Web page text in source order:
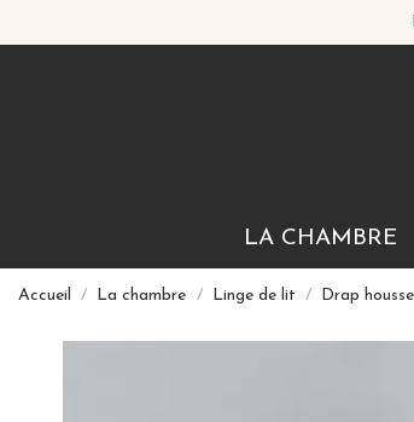
LA CHAMBRE
Accueil La chambre Linge de lit Drap housse